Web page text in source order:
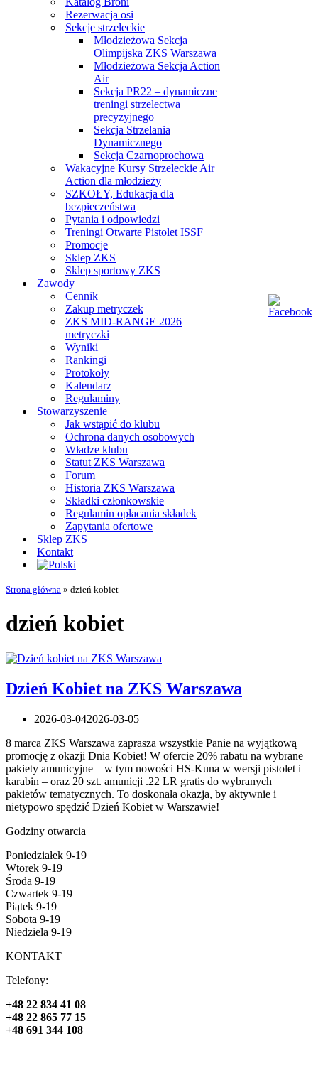
Rezerwacja osi
Sekcje strzeleckie
Młodzieżowa Sekcja
Olimpijska ZKS Warszawa
Młodzieżowa Sekcja Action
Air
Sekcja PR22 – dynamiczne
treningi strzelectwa
precyzyjnego
Sekcja Strzelania
Dynamicznego
Sekcja Czarnoprochowa
Wakacyjne Kursy Strzeleckie Air
Action dla młodzieży
SZKOŁY, Edukacja dla
bezpieczeństwa
Pytania i odpowiedzi
Treningi Otwarte Pistolet ISSF
Promocje
Sklep ZKS
Sklep sportowy ZKS
Zawody
Cennik
Zakup metryczek
ZKS MID-RANGE 2026
metryczki
Wyniki
Rankingi
Protokoły
Kalendarz
Regulaminy
Stowarzyszenie
Jak wstąpić do klubu
Ochrona danych osobowych
Władze klubu
Statut ZKS Warszawa
Forum
Historia ZKS Warszawa
Składki członkowskie
Regulamin opłacania składek
Zapytania ofertowe
Sklep ZKS
Kontakt
Strona główna » dzień kobiet
dzień kobiet
Dzień Kobiet na ZKS Warszawa
2026-03-042026-03-05
8 marca ZKS Warszawa zaprasza wszystkie Panie na wyjątkową
promocję z okazji Dnia Kobiet! W ofercie 20% rabatu na wybrane
pakiety amunicyjne – w tym nowości HS-Kuna w wersji pistolet i
karabin – oraz 20 szt. amunicji .22 LR gratis do wybranych
pakietów tematycznych. To doskonała okazja, by aktywnie i
nietypowo spędzić Dzień Kobiet w Warszawie!
Godziny otwarcia
Poniedziałek 9-19
Wtorek 9-19
Środa 9-19
Czwartek 9-19
Piątek 9-19
Sobota 9-19
Niedziela 9-19
KONTAKT
Telefony:
+48 22 834 41 08
+48 22 865 77 15
+48 691 344 108